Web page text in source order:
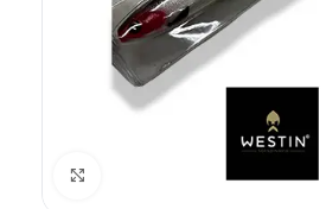
Spustelėkite norėdami padidinti